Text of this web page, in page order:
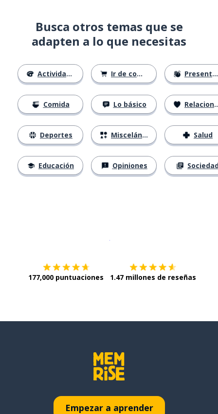
Busca otros temas que se
adapten a lo que necesitas
Actividades
Comida
Deportes
Educación
Ir de compras
Lo básico
Misceláneo
Opiniones
Presentándose
Relaciones
Salud
177,000 puntuaciones 1.47 millones de reseñas
Empezar a aprender